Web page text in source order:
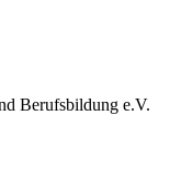
Berufsbildung e.V.